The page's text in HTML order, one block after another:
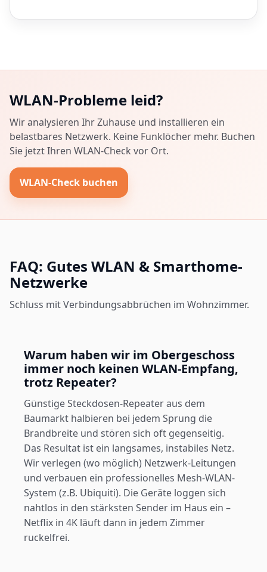
WLAN-Probleme leid?
Wir analysieren Ihr Zuhause und installieren ein
belastbares Netzwerk. Keine Funklöcher mehr. Buchen
Sie jetzt Ihren WLAN-Check vor Ort.
WLAN-Check buchen
FAQ: Gutes WLAN & Smarthome-
Netzwerke
Schluss mit Verbindungsabbrüchen im Wohnzimmer.
Warum haben wir im Obergeschoss
immer noch keinen WLAN-Empfang,
trotz Repeater?
Günstige Steckdosen-Repeater aus dem
Baumarkt halbieren bei jedem Sprung die
Brandbreite und stören sich oft gegenseitig.
Das Resultat ist ein langsames, instabiles Netz.
Wir verlegen (wo möglich) Netzwerk-Leitungen
und verbauen ein professionelles Mesh-WLAN-
System (z.B. Ubiquiti). Die Geräte loggen sich
nahtlos in den stärksten Sender im Haus ein –
Netflix in 4K läuft dann in jedem Zimmer
ruckelfrei.